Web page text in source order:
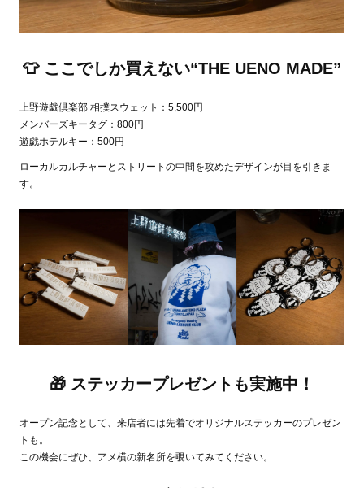
👕 ここでしか買えない“THE UENO MADE”
上野遊戯倶楽部 相撲スウェット：5,500円
メンバーズキータグ：800円
遊戯ホテルキー：500円
ローカルカルチャーとストリートの中間を攻めたデザインが目を引きま
す。
🎁 ステッカープレゼントも実施中！
オープン記念として、来店者には先着でオリジナルステッカーのプレゼン
トも。
この機会にぜひ、アメ横の新名所を覗いてみてください。